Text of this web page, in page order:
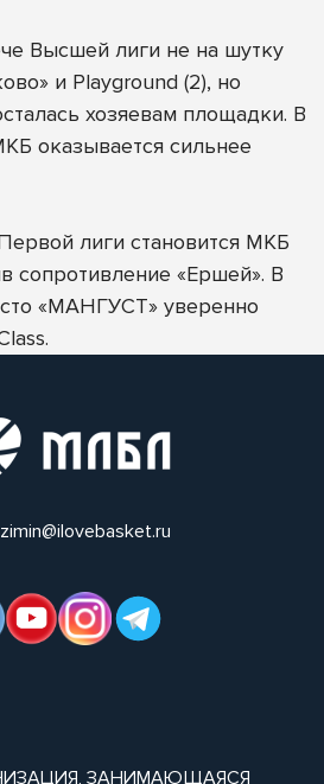
Высшей лиги не на шутку
и Playground (2), но
хозяевам площадки. В
оказывается сильнее
лиги становится МКБ
сопротивление «Ершей». В
«МАНГУСТ» уверенно
zimin@ilovebasket.ru
ЗАНИМАЮЩАЯСЯ